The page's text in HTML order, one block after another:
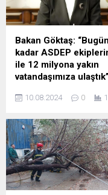
Bakan Göktaş:
kadar ASDEP
ile 12 milyona yakın
vatandaşımıza ulaştık”
Bakanı Mahinur Özdemir
Destek Programı
kapsamında bugüne
milyon 700 bin haneyi
ziyaret ettiklerini
vatandaşlara ihtiyaç
duydukları rehberlik ve
10.08.2024 0